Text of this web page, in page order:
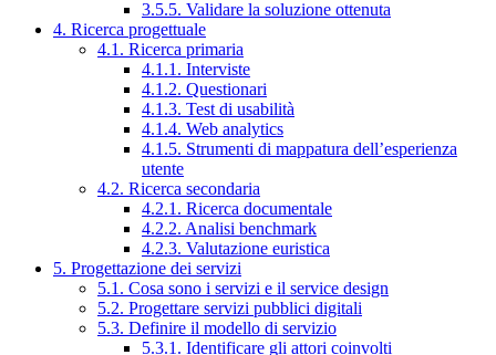
3.5.5. Validare la soluzione ottenuta
4. Ricerca progettuale
4.1. Ricerca primaria
4.1.1. Interviste
4.1.2. Questionari
4.1.3. Test di usabilità
4.1.4. Web analytics
4.1.5. Strumenti di mappatura dell’esperienza
utente
4.2. Ricerca secondaria
4.2.1. Ricerca documentale
4.2.2. Analisi benchmark
4.2.3. Valutazione euristica
5. Progettazione dei servizi
5.1. Cosa sono i servizi e il service design
5.2. Progettare servizi pubblici digitali
5.3. Definire il modello di servizio
5.3.1. Identificare gli attori coinvolti